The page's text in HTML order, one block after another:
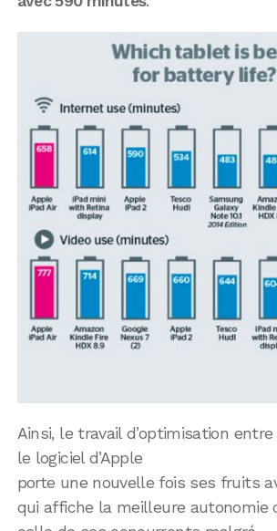
Ainsi, le travail d’optimisation
le logiciel d’Apple
porte une nouvelle fois ses fruits
qui affiche la meilleure autonomie